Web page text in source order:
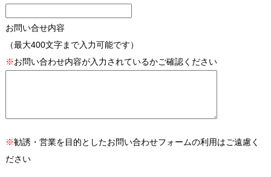
お問い合せ内容
（最大400文字まで入力可能です）
※お問い合わせ内容が入力されているかご確認ください
※勧誘・営業を目的としたお問い合わせフォームの利用はご遠慮く
ださい